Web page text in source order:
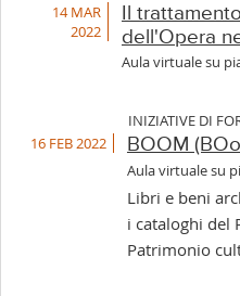
14 MAR
2022
Il
dell'Opera
Aula virtuale su
INIZIATIVE DI
16 FEB 2022
BOOM
Aula virtuale su
Libri e beni
i cataloghi del
Patrimonio